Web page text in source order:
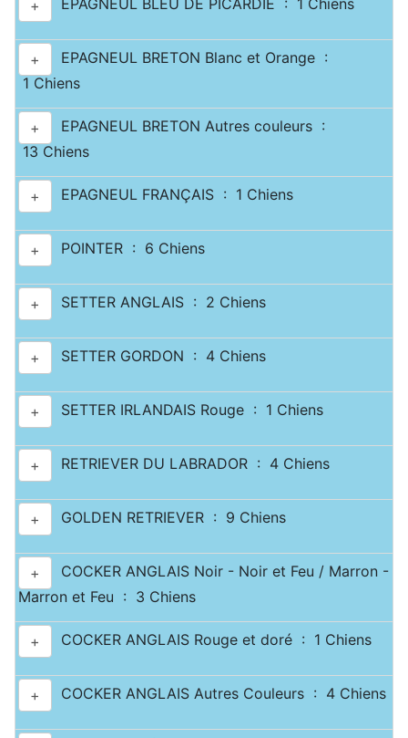
+ EPAGNEUL BLEU DE PICARDIE : 1 Chiens
+
EPAGNEUL BRETON Blanc et Orange :
1 Chiens
+
EPAGNEUL BRETON Autres couleurs :
13 Chiens
+ EPAGNEUL FRANÇAIS : 1 Chiens
+ POINTER : 6 Chiens
+ SETTER ANGLAIS : 2 Chiens
+ SETTER GORDON : 4 Chiens
+ SETTER IRLANDAIS Rouge : 1 Chiens
+ RETRIEVER DU LABRADOR : 4 Chiens
+ GOLDEN RETRIEVER : 9 Chiens
+
COCKER ANGLAIS Noir - Noir et Feu / Marron -
Marron et Feu : 3 Chiens
+ COCKER ANGLAIS Rouge et doré : 1 Chiens
+ COCKER ANGLAIS Autres Couleurs : 4 Chiens